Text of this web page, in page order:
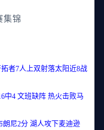
集锦
者7人上双射落太阳近8战
中4 文班缺阵 热火击败马
朗尼2分 湖人攻下麦迪逊